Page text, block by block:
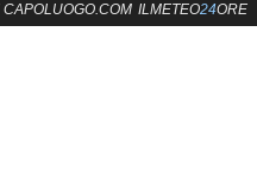
CAPOLUOGO.COM ILMETEO24ORE